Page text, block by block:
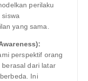
perilaku
yang sama.
perspektif orang
berasal dari latar
Ini